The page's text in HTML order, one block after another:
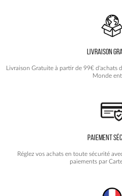
LIVRAISON
Livraison Gratuite à partir de 99€ d'achats
Monde
PAIEMENT
Réglez vos achats en toute sécurité
paiements par